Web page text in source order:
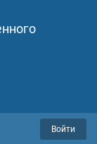
Войти